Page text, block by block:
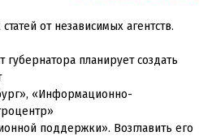
от независимых агентств.
губернатора планирует создать
«Информационно-
поддержки». Возглавить его